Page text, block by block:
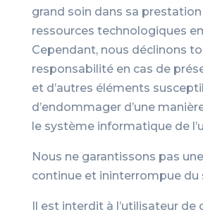
grand soin dans sa
ressources technologiques
Cependant, nous déclinons
responsabilité en cas de
et d’autres éléments
d’endommager d’une
le système informatique de
Nous ne garantissons pas
continue et ininterrompue du
Il est interdit à l’utilisateur